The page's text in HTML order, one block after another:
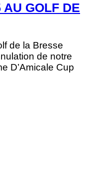
GOLF DE
de la Bresse
de notre
D’Amicale Cup